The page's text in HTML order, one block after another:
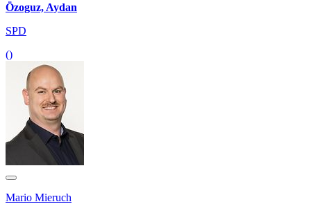
Özoguz, Aydan
SPD
()
Mario Mieruch